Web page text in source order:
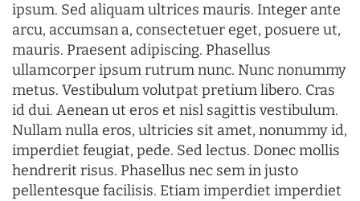
ipsum. Sed aliquam ultrices mauris. Integer ante
arcu, accumsan a, consectetuer eget, posuere ut,
mauris. Praesent adipiscing. Phasellus
ullamcorper ipsum rutrum nunc. Nunc nonummy
metus. Vestibulum volutpat pretium libero. Cras
id dui. Aenean ut eros et nisl sagittis vestibulum.
Nullam nulla eros, ultricies sit amet, nonummy id,
imperdiet feugiat, pede. Sed lectus. Donec mollis
hendrerit risus. Phasellus nec sem in justo
pellentesque facilisis. Etiam imperdiet imperdiet